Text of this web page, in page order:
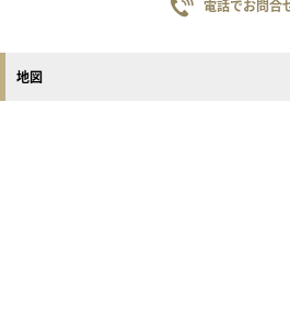
電話でお問合
地図